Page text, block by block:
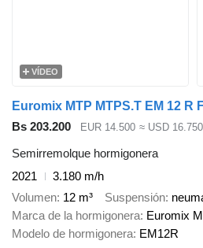
VÍDEO
Euromix MTP MTPS.T EM 12 R
Bs 203.200
EUR 14.500 ≈ USD 16.750
Semirremolque hormigonera
2021
3.180 m/h
Volumen 12 m³ Suspensión
Marca de la hormigonera Euromix
Modelo de hormigonera EM12R